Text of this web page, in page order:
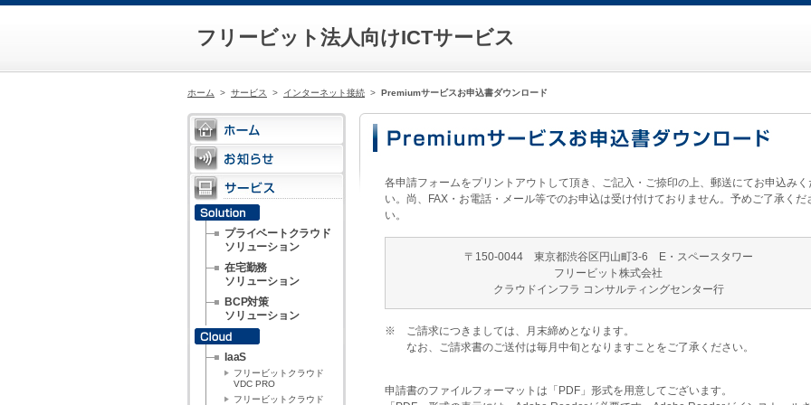
フリービット法人向けICTサービス
ホーム > サービス > インターネット接続 > Premiumサービスお申込書ダウンロード
プライベートクラウド
ソリューション
在宅勤務
ソリューション
BCP対策
ソリューション
IaaS
フリービットクラウド
VDC PRO
フリービットクラウド
各申請フォームをプリントアウトして頂き、ご記入・ご捺印の上、郵送にてお申込みく
い。尚、FAX・お電話・メール等でのお申込は受け付けておりません。予めご了承くだ
い。
〒150-0044 東京都渋谷区円山町3-6 E・スペースタワー
フリービット株式会社
クラウドインフラ コンサルティングセンター行
※
ご請求につきましては、月末締めとなります。
なお、ご請求書のご送付は毎月中旬となりますことをご了承ください。
申請書のファイルフォーマットは「PDF」形式を用意してございます。